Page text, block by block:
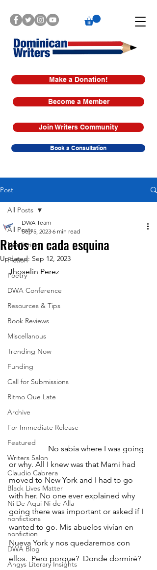
Make a Donation!
Book a Consultation
Join Writers Community
Become a Member
Post
All Posts
Nonfiction
Fiction
Poetry
DWA Conference
Resources & Tips
Book Reviews
Miscellanous
Trending Now
Funding
Call for Submissions
Ritmo Que Late
Archive
For Immediate Release
Featured
Writers Salon
Claudio Cabrera
Black Lives Matter
Ni De Aqui Ni de Alla
nonfictions
nonfiction
DWA Blog
Angys Literary Insights
All Posts
Retos en cada esquina
DWA Team
Sep 5, 2023 6 min read
Updated: Sep 12, 2023
Jhoselin Perez
or why. All I knew was that Mami had
moved to New York and I had to go
with her. No one ever explained why
going there was important or asked if I
wanted to go. Mis abuelos vivían en
Nueva York y nos quedaremos con
ellos.  Pero porque?  Donde dormiré?